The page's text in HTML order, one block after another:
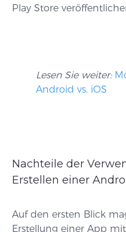
Play Store
Lesen Sie weiter:
Android vs. iOS
Nachteile der
Erstellen einer
Auf den ersten Blick
Erstellung einer App